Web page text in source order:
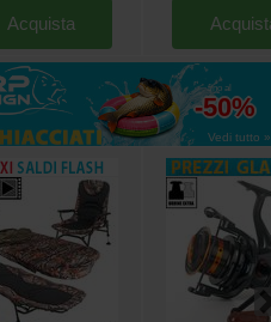
Acquista
fino al
-50%
Vedi tutto »